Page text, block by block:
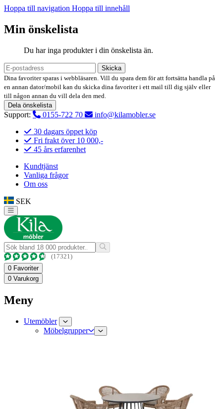
Hoppa till navigation Hoppa till innehåll
Min önskelista
Du har inga produkter i din önskelista än.
Skicka
Dina favoriter sparas i webbläsaren. Vill du spara dem för att fortsätta handla på
en annan dator/mobil kan du skicka dina favoriter i ett mail till dig själv eller
till någon annan du vill dela den med.
Dela önskelista
Support: 0155-722 70
info@kilamobler.se
30 dagars öppet köp
Fri frakt över 10 000,-
45 års erfarenhet
Kundtjänst
Vanliga frågor
Om oss
SEK
(17321)
0 Favoriter
0 Varukorg
Meny
Utemöbler
Möbelgrupper